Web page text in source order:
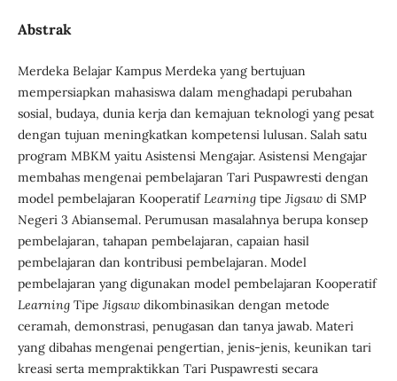
Abstrak
Merdeka Belajar Kampus Merdeka yang bertujuan
mempersiapkan mahasiswa dalam menghadapi perubahan
sosial, budaya, dunia kerja dan kemajuan teknologi yang pesat
dengan tujuan meningkatkan kompetensi lulusan. Salah satu
program MBKM yaitu Asistensi Mengajar. Asistensi Mengajar
membahas mengenai pembelajaran Tari Puspawresti dengan
model pembelajaran KooperatifLearningtipe Jigsawdi SMP
Negeri 3 Abiansemal. Perumusan masalahnya berupa konsep
pembelajaran, tahapan pembelajaran, capaian hasil
pembelajaran dan kontribusi pembelajaran. Model
pembelajaran yang digunakan model pembelajaran Kooperatif
LearningTipe Jigsawdikombinasikan dengan metode
ceramah, demonstrasi, penugasan dan tanya jawab. Materi
yang dibahas mengenai pengertian, jenis-jenis, keunikan tari
kreasi serta mempraktikkan Tari Puspawresti secara